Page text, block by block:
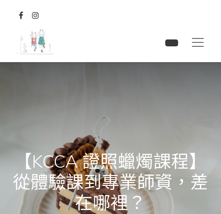
【KCCA 證照蠟燭課程】
從體驗課到專業師資，差
在哪裡？